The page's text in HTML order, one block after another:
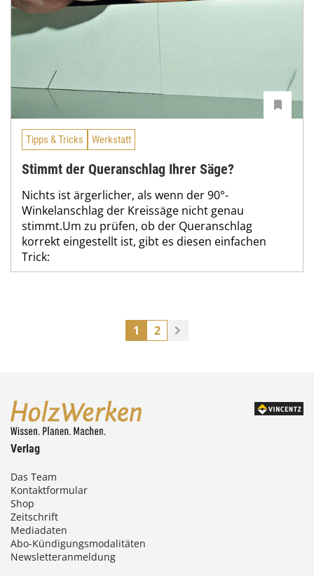
Tipps & Tricks Werkstatt
Stimmt der Queranschlag Ihrer Säge?
Nichts ist ärgerlicher, als wenn der 90°-
Winkelanschlag der Kreissäge nicht genau
stimmt.Um zu prüfen, ob der Queranschlag
korrekt eingestellt ist, gibt es diesen einfachen
Trick:
1 2
Verlag
Das Team
Kontaktformular
Shop
Zeitschrift
Mediadaten
Abo-Kündigungsmodalitäten
Newsletteranmeldung